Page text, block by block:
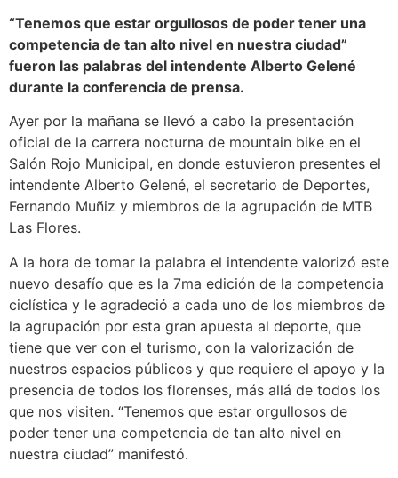
“Tenemos que estar orgullosos de poder tener una
competencia de tan alto nivel en nuestra ciudad”
fueron las palabras del intendente Alberto Gelené
durante la conferencia de prensa.
Ayer por la mañana se llevó a cabo la presentación
oficial de la carrera nocturna de mountain bike en el
Salón Rojo Municipal, en donde estuvieron presentes el
intendente Alberto Gelené, el secretario de Deportes,
Fernando Muñiz y miembros de la agrupación de MTB
Las Flores.
A la hora de tomar la palabra el intendente valorizó este
nuevo desafío que es la 7ma edición de la competencia
ciclística y le agradeció a cada uno de los miembros de
la agrupación por esta gran apuesta al deporte, que
tiene que ver con el turismo, con la valorización de
nuestros espacios públicos y que requiere el apoyo y la
presencia de todos los florenses, más allá de todos los
que nos visiten. “Tenemos que estar orgullosos de
poder tener una competencia de tan alto nivel en
nuestra ciudad” manifestó.